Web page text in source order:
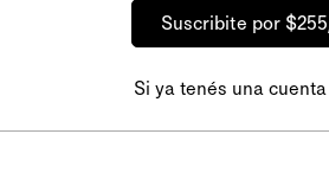
Suscribite por
Si ya tenés una cuenta